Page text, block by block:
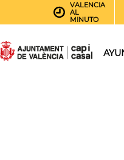
VALENCIA
AL
MINUTO